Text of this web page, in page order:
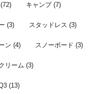
(72) キャンプ(7)
(3) スタッドレス (3)
ン (4) スノーボード (3)
リーム (3)
(13)